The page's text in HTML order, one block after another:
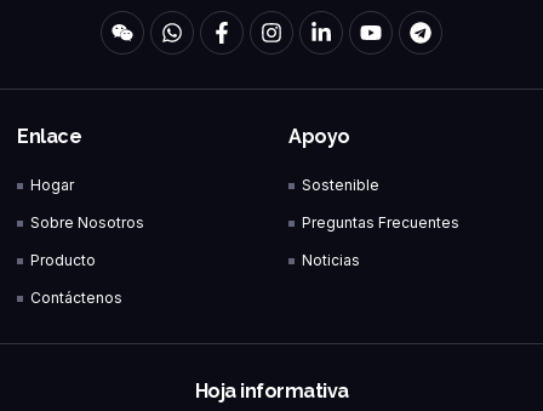
Enlace
Hogar
Sobre Nosotros
Producto
Contáctenos
Apoyo
Sostenible
Preguntas Frecuentes
Noticias
Hoja informativa